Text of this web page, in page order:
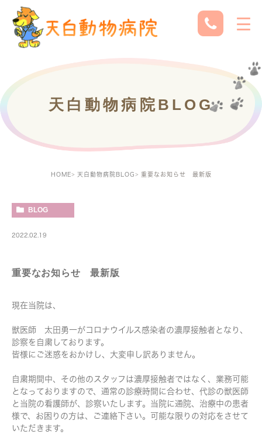
天白動物病院BLOG
HOME 天白動物病院BLOG 重要なお知らせ 最新版
BLOG
2022.02.19
重要なお知らせ 最新版
現在当院は、
獣医師 太田勇一がコロナウイルス感染者の濃厚接触者となり、
診察を自粛しております。
皆様にご迷惑をおかけし、大変申し訳ありません。
自粛期間中、その他のスタッフは濃厚接触者ではなく、業務可能
となっておりますので、通常の診療時間に合わせ、代診の獣医師
と当院の看護師が、診察いたします。当院に通院、治療中の患者
様で、お困りの方は、ご連絡下さい。可能な限りの対応をさせて
いただきます。